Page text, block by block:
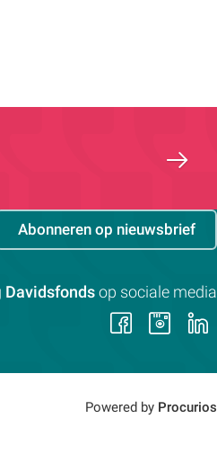
Abonneren op nieuwsbrief
Davidsfonds op sociale media
Volg
op op
Powered by Procurios